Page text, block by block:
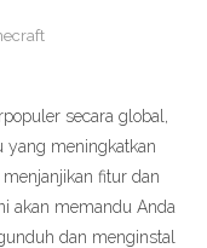
secara global,
yang meningkatkan
fitur dan
akan memandu Anda
dan menginstal